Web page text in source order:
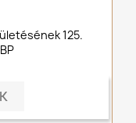
125.